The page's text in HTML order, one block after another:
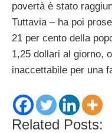
povertà è stato
Tuttavia – ha poi
21 per cento della
1,25 dollari al giorno,
inaccettabile per una
Related Posts: